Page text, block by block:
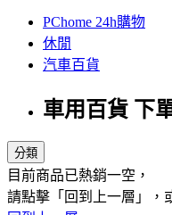
PChome 24h購物
休閒
汽車百貨
車用百貨 下
分類
目前商品已熱銷一空，
請點擊「回到上一層」，